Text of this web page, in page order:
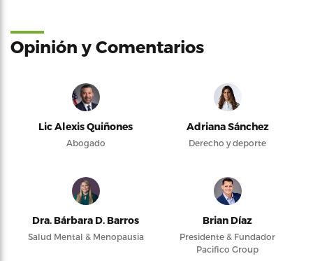
Opinión y Comentarios
Lic Alexis Quiñones
Abogado
Adriana Sánchez
Derecho y deporte
Dra. Bárbara D. Barros
Salud Mental & Menopausia
Brian Díaz
Presidente & Fundador
Pacifico Group